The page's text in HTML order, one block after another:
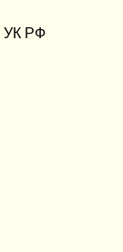
УК РФ